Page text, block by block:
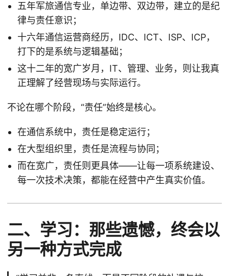
五年军旅通信专业，单边带、双边带，建立的是纪
律与责任意识；
十六年通信运营商经历，IDC、ICT、ISP、ICP，
打下的是系统与逻辑基础；
这十二年的宽广岁月，IT、管理、业务，则让我真
正理解了经营现场与实际运行。
不论在哪个阶段，“责任”始终是核心。
在通信系统中，责任是稳定运行；
在大型组织里，责任是流程与协同；
而在宽广，责任则更具体——让每一项系统建设、
每一次技术决策，都能在经营中产生真实价值。
二、学习：那些遗憾，终会以
另一种方式完成